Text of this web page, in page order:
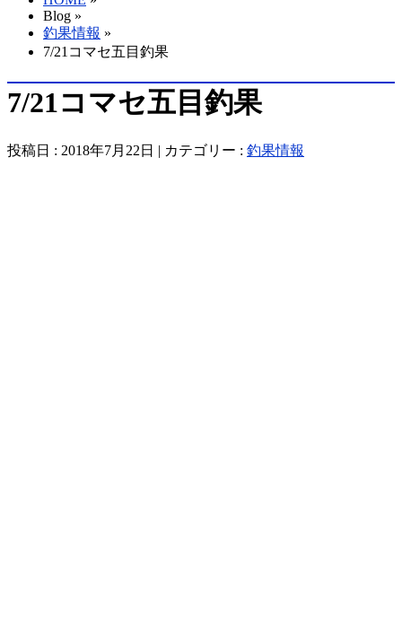
Blog »
釣果情報 »
7/21コマセ五目釣果
7/21コマセ五目釣果
投稿日 : 2018年7月22日 | カテゴリー : 釣果情報